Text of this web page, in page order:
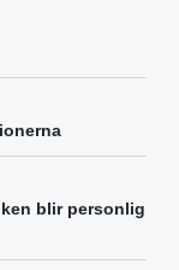
blir personlig